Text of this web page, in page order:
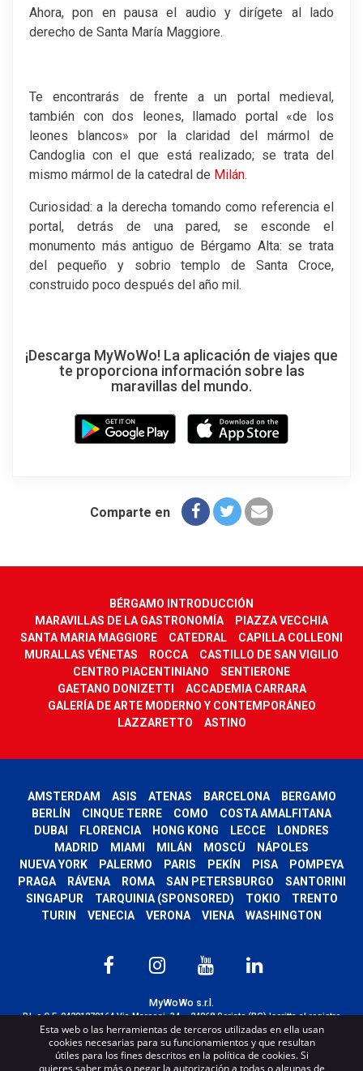
Ahora, pon en pausa el audio y dirígete al lado
derecho de Santa María Maggiore.
Te encontrarás de frente a un portal medieval,
también con dos leones, llamado portal «de los
leones blancos» por la claridad del mármol de
Candoglia con el que está realizado; se trata del
mismo mármol de la catedral de Milán.
Curiosidad: a la derecha tomando como referencia el
portal, detrás de una pared, se esconde el
monumento más antiguo de Bérgamo Alta: se trata
del pequeño y sobrio templo de Santa Croce,
construido poco después del año mil.
¡Descarga MyWoWo! La aplicación de viajes que
te proporciona información sobre las
maravillas del mundo.
Comparte en
BÉRGAMO INTRODUCCIÓN
MARAVILLAS DE LA GASTRONOMÍA
PIAZZA VECCHIA
SANTA MARIA MAGGIORE
CATEDRAL
CAPILLA COLLEONI
MURALLAS VÉNETAS
ROCCA
CASTILLO DE SAN VIGILIO
CENTRO PIACENTINIANO
SENTIERONE
GAETANO DONIZETTI
ACCADEMIA CARRARA
GALERÍA DE ARTE MODERNO Y CONTEMPORÁNEO
LAZZARETTO
ASTINO
AMSTERDAM ASIS ATENAS BARCELONA
BERGAMO
BERLÍN
CINQUE TERRE COMO
COSTA AMALFITANA
DUBAI
FLORENCIA HONG KONG LECCE
LONDRES
MADRID
MIAMI MILÁN MOSCÙ
NÁPOLES
NUEVA YORK
PALERMO PARIS PEKÍN PISA
POMPEYA
PRAGA
RÁVENA ROMA SAN PETERSBURGO
SANTORINI
SINGAPUR
TARQUINIA (SPONSORED) TOKIO
TRENTO
TURIN
VENECIA VERONA VIENA WASHINGTON
MyWoWo s.r.l.
P.I. e C.F. 04201270164 Via Marconi, 34 – 24068 Seriate (BG) Iscritta al registro
delle imprese di Bergamo con n° iscrizione 443941 – Cap.Soc. € 100.000,00 i.v.
TERMS AND CONDITIONS-CREDITS
Esta web o las herramientas de terceros utilizadas en ella usan
cookies necesarias para su funcionamientos y que resultan
útiles para los fines descritos en la política de cookies. Si
quieres saber más o negar la autorización a todas o algunas de